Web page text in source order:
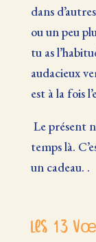
dans
ou un peu
tu as
audacieux
est à la fois
Le présent
temps là.
un cadeau. .
Les 13